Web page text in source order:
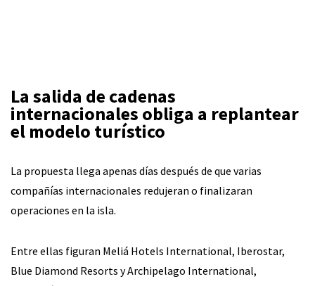
La salida de cadenas
internacionales obliga a replantear
el modelo turístico
La propuesta llega apenas días después de que varias
compañías internacionales redujeran o finalizaran
operaciones en la isla.
Entre ellas figuran Meliá Hotels International, Iberostar,
Blue Diamond Resorts y Archipelago International,